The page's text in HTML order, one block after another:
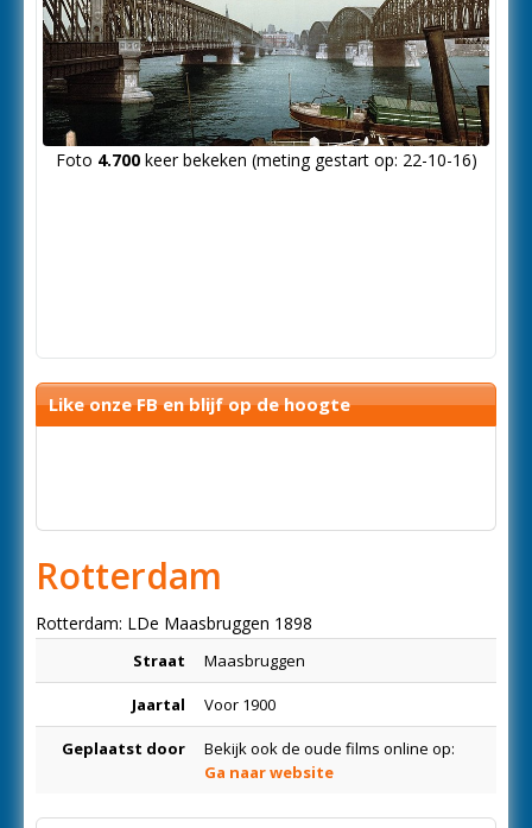
Foto 4.700keer bekeken (meting gestart op: 22-10-16)
Like onze FB en blijf op de hoogte
Rotterdam
Rotterdam: LDe Maasbruggen 1898
Straat Maasbruggen
Jaartal Voor 1900
Geplaatst door
Bekijk ook de oude films online op:
Ga naar website